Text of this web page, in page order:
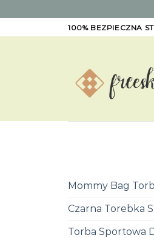
to
100% BEZPIECZNA
Mommy Bag
Czarna Torebka
Torba Sportowa